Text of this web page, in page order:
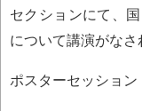
セクションにて、
について講演がなさ
ポスターセッション